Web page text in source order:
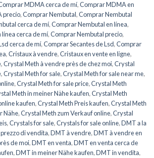
MDMA cerca de mí,Comprar MDMA en
precio,Comprar Nembutal,Comprar Nembutal
cerca de mí,Comprar Nembutal en línea,
cerca de mí,Comprar Nembutal precio,
cerca de mí,Comprar Secantes de Lsd,Comprar
,Cristaux à vendre,Cristaux en vente en ligne,
,Crystal Meth à vendre près de chez moi,Crystal
,Crystal Meth for sale,Crystal Meth for sale near me,
,Crystal Meth for sale price,Crystal Meth
Meth in meiner Nähe kaufen,Crystal Meth
kaufen,Crystal Meth Preis kaufen,Crystal Meth
Nähe,Crystal Meth zum Verkauf online,Crystal
,Crystals for sale,Crystals for sale online,DMT a la
di vendita,DMT à vendre,DMT à vendre en
de moi,DMT en venta,DMT en venta cerca de
,DMT in meiner Nähe kaufen,DMT in vendita,